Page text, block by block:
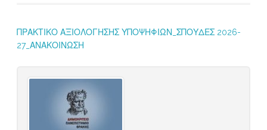
ΠΡΑΚΤΙΚΟ ΑΞΙΟΛΟΓΗΣΗΣ ΥΠΟΨΗΦΙΩΝ_ΣΠΟΥΔΕΣ 2026-
27_ΑΝΑΚΟΙΝΩΣΗ